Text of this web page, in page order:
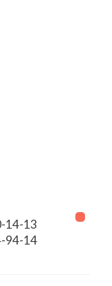
14-13
94-14